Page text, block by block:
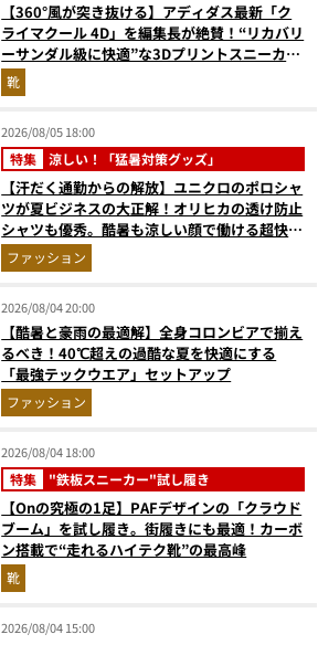
【360°風が突き抜ける】アディダス最新「ク
ライマクール 4D」を編集長が絶賛！“リカバリ
ーサンダル級に快適”な3Dプリントスニーカー
『コレ買いです』Vol.173
靴
2026/08/05 18:00
特集 涼しい！「猛暑対策グッズ」
【汗だく通勤からの解放】ユニクロのポロシャ
ツが夏ビジネスの大正解！オリヒカの透け防止
シャツも優秀。酷暑も涼しい顔で働ける超快適
ウエアの実力
ファッション
2026/08/04 20:00
【酷暑と豪雨の最適解】全身コロンビアで揃え
るべき！40℃超えの過酷な夏を快適にする
「最強テックウエア」セットアップ
ファッション
2026/08/04 18:00
特集 "鉄板スニーカー"試し履き
【Onの究極の1足】PAFデザインの「クラウド
ブーム」を試し履き。街履きにも最適！カーボ
ン搭載で“走れるハイテク靴”の最高峰
靴
2026/08/04 15:00